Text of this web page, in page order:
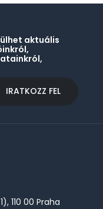
aktuális
IRATKOZZ FEL
110 00 Praha